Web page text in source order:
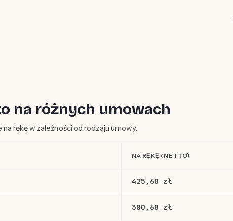
na różnych umowach
rękę w zależności od rodzaju umowy.
NA RĘKĘ (NETTO)
425,60 zł
380,60 zł